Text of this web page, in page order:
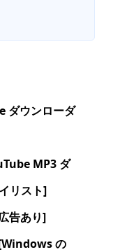
ダウンローダ
MP3 ダ
リスト]
告あり]
の